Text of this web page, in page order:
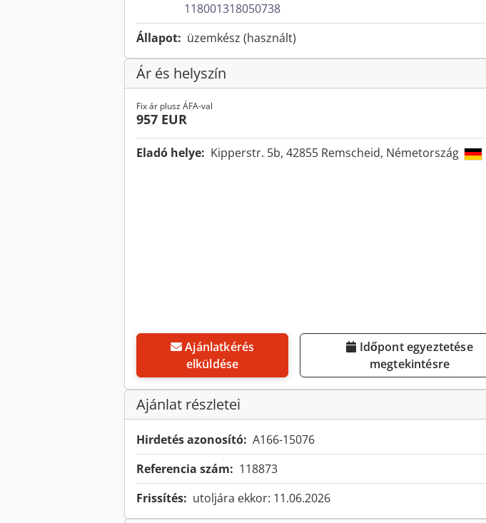
118001318050738
Állapot: üzemkész (használt)
Ár és helyszín
Fix ár plusz ÁFA-val
957 EUR
Eladó helye: Kipperstr. 5b, 42855 Remscheid, Németország
Ajánlatkérés
elküldése
megtekintésre
Ajánlat részletei
Hirdetés azonosító: A166-15076
Referencia szám: 118873
Frissítés: utoljára ekkor: 11.06.2026